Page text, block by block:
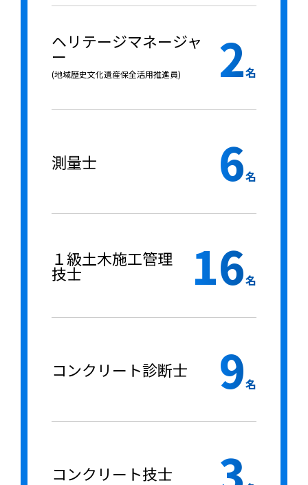
ヘリテージマネージャ
ー
(地域歴史文化遺産保全活用推進員) 2名
測量士 6名
１級土木施工管理
技士 16名
コンクリート診断士 9名
コンクリート技士